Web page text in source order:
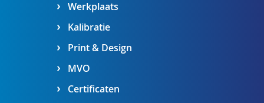
Werkplaats
Kalibratie
Print & Design
MVO
Certificaten